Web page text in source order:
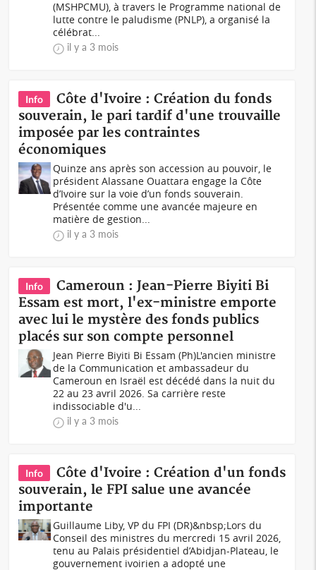
(MSHPCMU), à travers le Programme national de
lutte contre le paludisme (PNLP), a organisé la
célébrat...
il y a 3 mois
Info
Côte d'Ivoire : Création du fonds
souverain, le pari tardif d'une trouvaille
imposée par les contraintes
économiques
Quinze ans après son accession au pouvoir, le
président Alassane Ouattara engage la Côte
d’Ivoire sur la voie d’un fonds souverain.
Présentée comme une avancée majeure en
matière de gestion...
il y a 3 mois
Info
Cameroun : Jean-Pierre Biyiti Bi
Essam est mort, l'ex-ministre emporte
avec lui le mystère des fonds publics
placés sur son compte personnel
Jean Pierre Biyiti Bi Essam (Ph)L'ancien ministre
de la Communication et ambassadeur du
Cameroun en Israël est décédé dans la nuit du
22 au 23 avril 2026. Sa carrière reste
indissociable d'u...
il y a 3 mois
Info
Côte d'Ivoire : Création d'un fonds
souverain, le FPI salue une avancée
importante
Guillaume Liby, VP du FPI (DR)&nbsp;Lors du
Conseil des ministres du mercredi 15 avril 2026,
tenu au Palais présidentiel d’Abidjan-Plateau, le
gouvernement ivoirien a adopté une